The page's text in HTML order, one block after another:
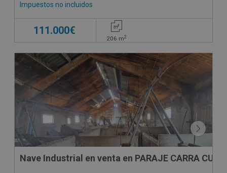
Impuestos no incluidos
111.000€
206 m2
Nave Industrial en venta en PARAJE CARRA